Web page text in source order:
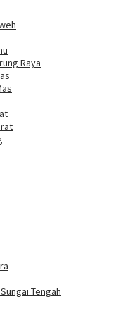
Raya
Tengah